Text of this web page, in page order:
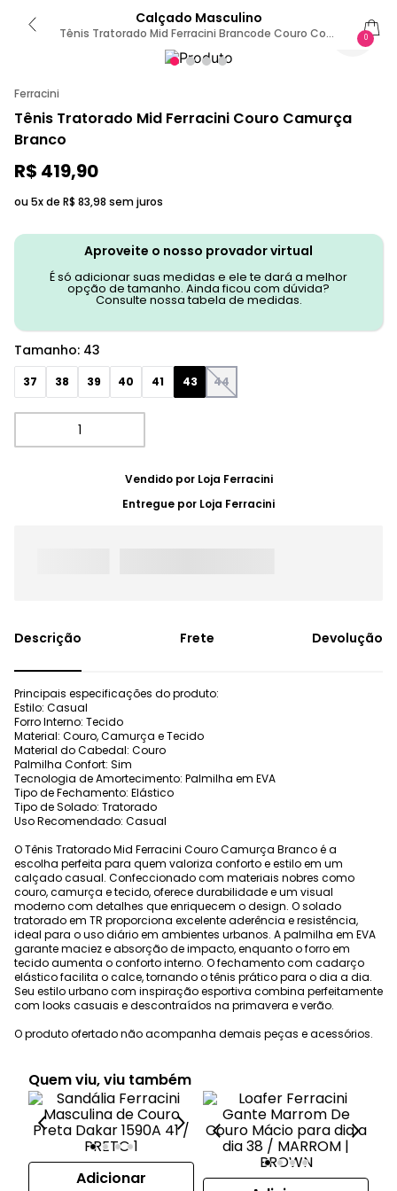
Calçado Masculino
Tênis Tratorado Mid Ferracini Brancode Couro Com
Camurça 43 / BRANCO
0
Ferracini
Tênis Tratorado Mid Ferracini Couro Camurça
Branco
R$ 419,90
ou 5x de R$ 83,98 sem juros
Aproveite o nosso provador virtual
É só adicionar suas medidas e ele te dará a melhor
opção de tamanho. Ainda ficou com dúvida?
Consulte nossa tabela de medidas.
Tamanho: 43
37 38 39 40 41 43 44
Vendido por Loja Ferracini
Entregue por Loja Ferracini
Frete Devolução
Principais especificações do produto:
Estilo: Casual
Forro Interno: Tecido
Material: Couro, Camurça e Tecido
Material do Cabedal: Couro
Palmilha Confort: Sim
Tecnologia de Amortecimento: Palmilha em EVA
Tipo de Fechamento: Elástico
Tipo de Solado: Tratorado
Uso Recomendado: Casual
O Tênis Tratorado Mid Ferracini Couro Camurça Branco é a
escolha perfeita para quem valoriza conforto e estilo em um
calçado casual. Confeccionado com materiais nobres como
couro, camurça e tecido, oferece durabilidade e um visual
moderno com detalhes que enriquecem o design. O solado
tratorado em TR proporciona excelente aderência e resistência,
ideal para o uso diário em ambientes urbanos. A palmilha em EVA
garante maciez e absorção de impacto, enquanto o forro em
tecido aumenta o conforto interno. O fechamento com cadarço
elástico facilita o calce, tornando o tênis prático para o dia a dia.
Seu estilo urbano com inspiração esportiva combina perfeitamente
com looks casuais e descontraídos na primavera e verão.
O produto ofertado não acompanha demais peças e acessórios.
Quem viu, viu também
Adicionar